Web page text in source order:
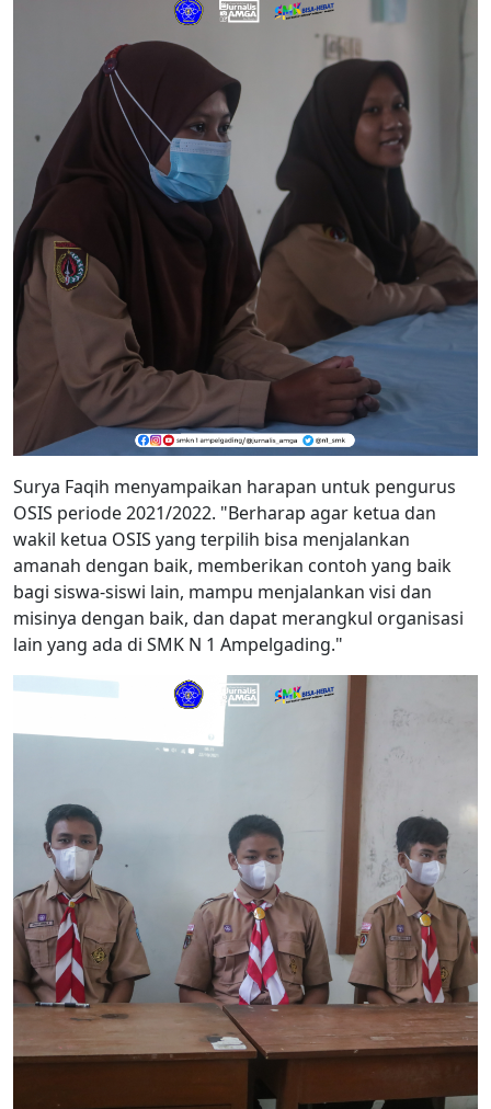
Surya Faqih menyampaikan harapan untuk pengurus
OSIS periode 2021/2022. "Berharap agar ketua dan
wakil ketua OSIS yang terpilih bisa menjalankan
amanah dengan baik, memberikan contoh yang baik
bagi siswa-siswi lain, mampu menjalankan visi dan
misinya dengan baik, dan dapat merangkul organisasi
lain yang ada di SMK N 1 Ampelgading."